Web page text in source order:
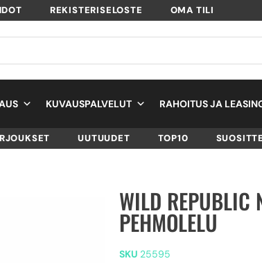
REKISTERISELOSTE OMA TILI
KUVAUSPALVELUT RAHOITUS JA
UUTUUDET TOP10
WILD REPUBLIC
PEHMOLELU
SKU 25595